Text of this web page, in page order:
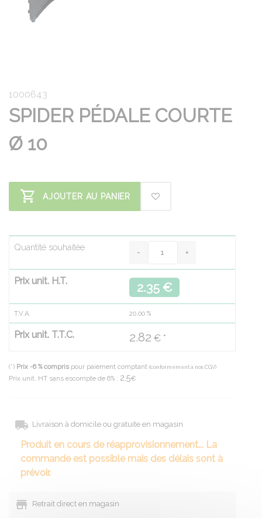
1000643
SPIDER PÉDALE COURTE
Ø 10
AJOUTER AU PANIER
Quantité souhaitée
Prix unit. H.T. 2.35 €
T.V.A. 20.00 %
Prix unit. T.T.C. 2.82 € *
(*) Prix -6 % compris pour paiement comptant (conformément à nos CGV)
Prix unit. HT sans escompte de 6% : 2.5€
Livraison à domicile ou gratuite en magasin
Produit en cours de réapprovisionnement... La
commande est possible mais des délais sont à
prévoir.
Retrait direct en magasin